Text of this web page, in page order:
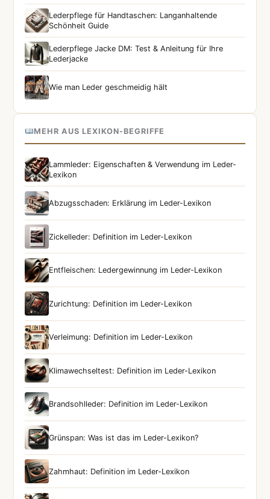
Lederpflege für Handtaschen: Langanhaltende
Schönheit Guide
Lederpflege Jacke DM: Test & Anleitung für Ihre
Lederjacke
Wie man Leder geschmeidig hält
MEHR AUS LEXIKON-BEGRIFFE
Lammleder: Eigenschaften & Verwendung im Leder-
Lexikon
Abzugsschaden: Erklärung im Leder-Lexikon
Zickelleder: Definition im Leder-Lexikon
Entfleischen: Ledergewinnung im Leder-Lexikon
Zurichtung: Definition im Leder-Lexikon
Verleimung: Definition im Leder-Lexikon
Klimawechseltest: Definition im Leder-Lexikon
Brandsohlleder: Definition im Leder-Lexikon
Grünspan: Was ist das im Leder-Lexikon?
Zahmhaut: Definition im Leder-Lexikon